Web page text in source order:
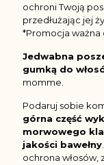
ochroni Twoją
przedłużając jej
*Promocja
Jedwabna
gumką do
momme.
Podaruj sobie
górna część
morwowego
jakości bawełny
ochrona włosów,